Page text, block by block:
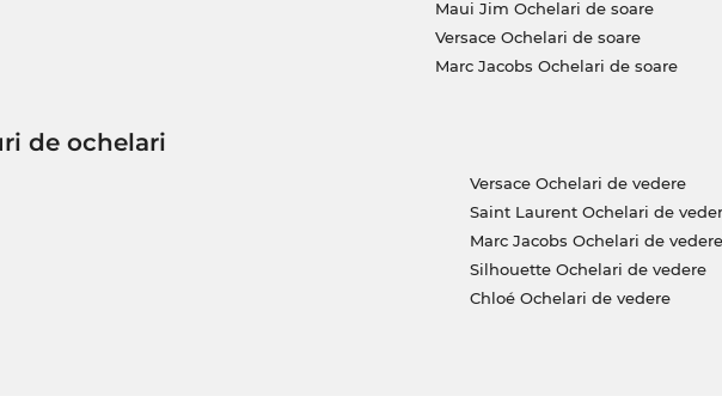
noi înseamnă preţuri normale, care îţi permit să faci economii zi
Maui Jim Ochelari de soare
Versace Ochelari de soare
Marc Jacobs Ochelari de soare
de ochelari
Versace Ochelari de vedere
Saint Laurent Ochelari de
Marc Jacobs Ochelari de vedere
Silhouette Ochelari de vedere
Chloé Ochelari de vedere